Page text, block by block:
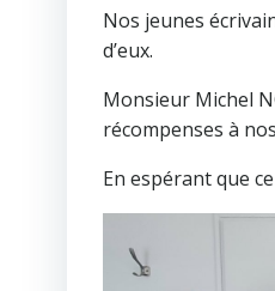
Nos jeunes
d’eux.
Monsieur Michel
récompenses à
En espérant que